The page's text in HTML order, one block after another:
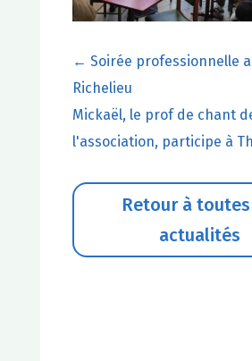
← Soirée professionnelle
Richelieu
Mickaël, le prof de chant
l'association, participe à
Retour à
actualités